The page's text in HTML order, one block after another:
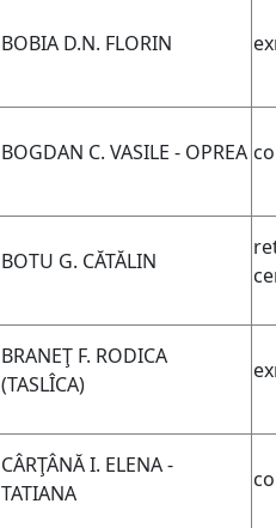
BOBIA D.N. FLORIN
BOGDAN C. VASILE - OPREA
BOTU G. CĂTĂLIN
BRANEŢ F. RODICA
(TASLÎCA)
CÂRŢÂNĂ I. ELENA -
TATIANA